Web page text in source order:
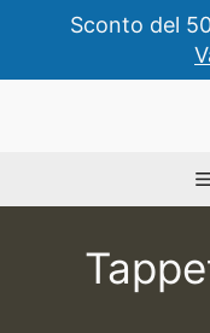
contenuto
Sconto del